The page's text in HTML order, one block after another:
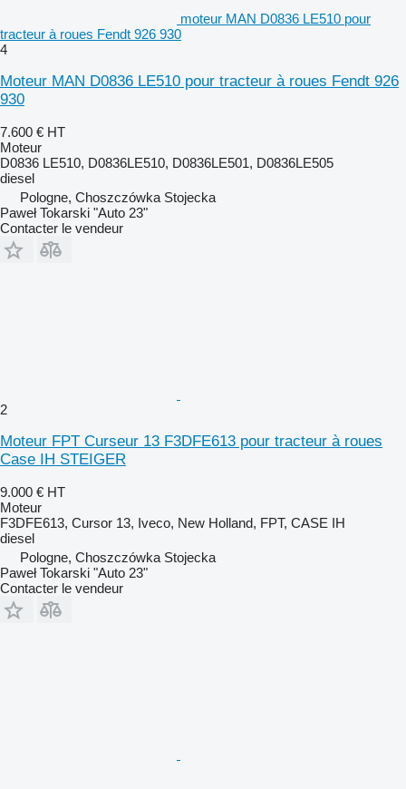
moteur MAN D0836 LE510 pour
tracteur à roues Fendt 926 930
4
Moteur MAN D0836 LE510 pour tracteur à roues Fendt 926
930
7.600 € HT
Moteur
D0836 LE510, D0836LE510, D0836LE501, D0836LE505
diesel
Pologne, Choszczówka Stojecka
Paweł Tokarski "Auto 23"
Contacter le vendeur
2
Moteur FPT Curseur 13 F3DFE613 pour tracteur à roues
Case IH STEIGER
9.000 € HT
Moteur
F3DFE613, Cursor 13, Iveco, New Holland, FPT, CASE IH
diesel
Pologne, Choszczówka Stojecka
Paweł Tokarski "Auto 23"
Contacter le vendeur